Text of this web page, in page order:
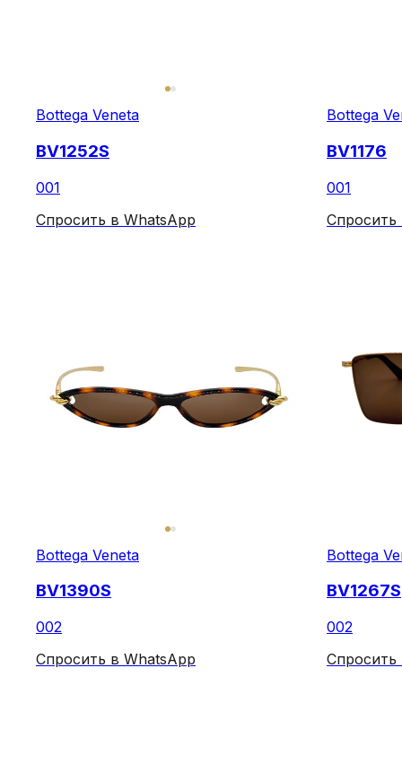
Bottega Veneta
BV1252S
001
Спросить в WhatsApp
Bottega
BV1176
001
Спросить
Bottega Veneta
BV1390S
002
Спросить в WhatsApp
Bottega
BV1267S
002
Спросить